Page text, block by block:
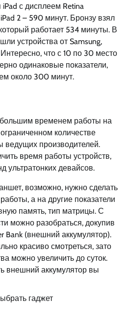
с дисплеем Retina
2 – 590 минут. Бронзу взял
работает 534 минуты. В
устройства от Samsung,
что с 10 по 30 место
одинаковые показатели,
около 300 минут.
временем работы на
количестве
производителей.
время работы устройств,
ультратонких девайсов.
возможно, нужно сделать
а на другие показатели
память, тип матрицы. С
можно разобраться, докупив
Bank (внешний аккумулятор).
красиво смотреться, зато
можно увеличить до суток.
внешний аккумулятор вы
гаджет